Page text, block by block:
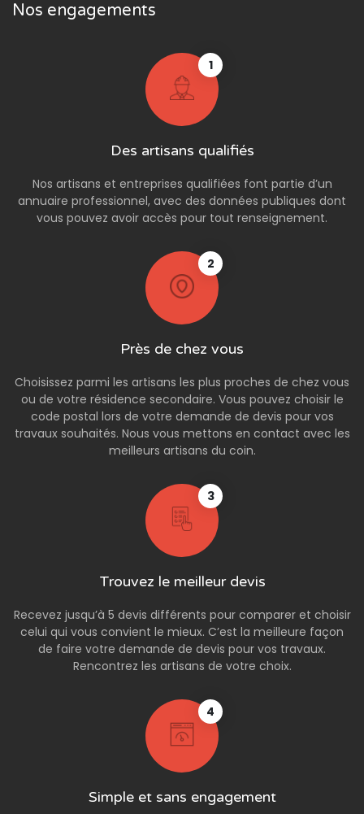
Nos engagements
1
Des artisans qualifiés
Nos artisans et entreprises qualifiées font partie d’un
annuaire professionnel, avec des données publiques dont
vous pouvez avoir accès pour tout renseignement.
2
Près de chez vous
Choisissez parmi les artisans les plus proches de chez vous
ou de votre résidence secondaire. Vous pouvez choisir le
code postal lors de votre demande de devis pour vos
travaux souhaités. Nous vous mettons en contact avec les
meilleurs artisans du coin.
3
Trouvez le meilleur devis
Recevez jusqu’à 5 devis différents pour comparer et choisir
celui qui vous convient le mieux. C’est la meilleure façon
de faire votre demande de devis pour vos travaux.
Rencontrez les artisans de votre choix.
4
Simple et sans engagement